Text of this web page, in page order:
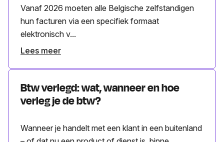
Vanaf 2026 moeten alle Belgische zelfstandigen
hun facturen via een specifiek formaat
elektronisch v...
Lees meer
Btw verlegd: wat, wanneer en hoe
verleg je de btw?
Wanneer je handelt met een klant in een buitenland